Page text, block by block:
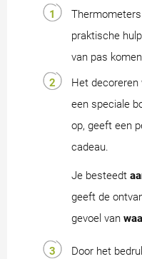
praktische
van pas
Het
een speciale
op, geeft een
cadeau.
Je besteedt
geeft de
gevoel van
Door het